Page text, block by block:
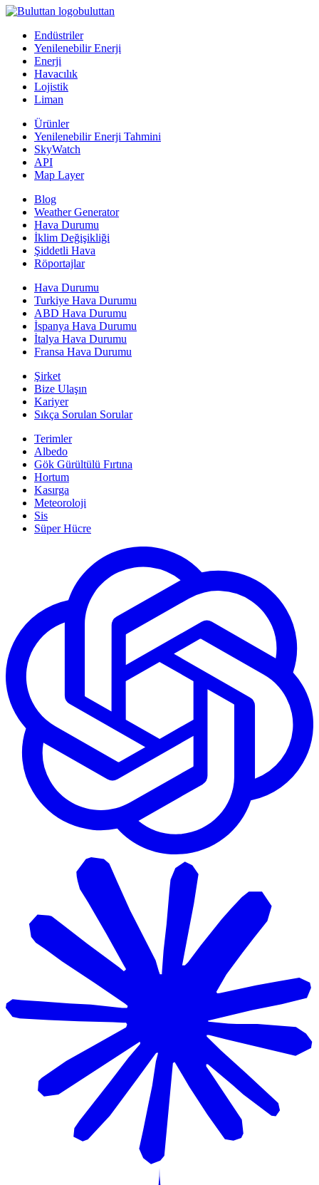
buluttan
Endüstriler
Yenilenebilir Enerji
Enerji
Havacılık
Lojistik
Liman
Ürünler
Yenilenebilir Enerji Tahmini
SkyWatch
API
Map Layer
Blog
Weather Generator
Hava Durumu
İklim Değişikliği
Şiddetli Hava
Röportajlar
Hava Durumu
Turkiye Hava Durumu
ABD Hava Durumu
İspanya Hava Durumu
İtalya Hava Durumu
Fransa Hava Durumu
Şirket
Bize Ulaşın
Kariyer
Sıkça Sorulan Sorular
Terimler
Albedo
Gök Gürültülü Fırtına
Hortum
Kasırga
Meteoroloji
Sis
Süper Hücre